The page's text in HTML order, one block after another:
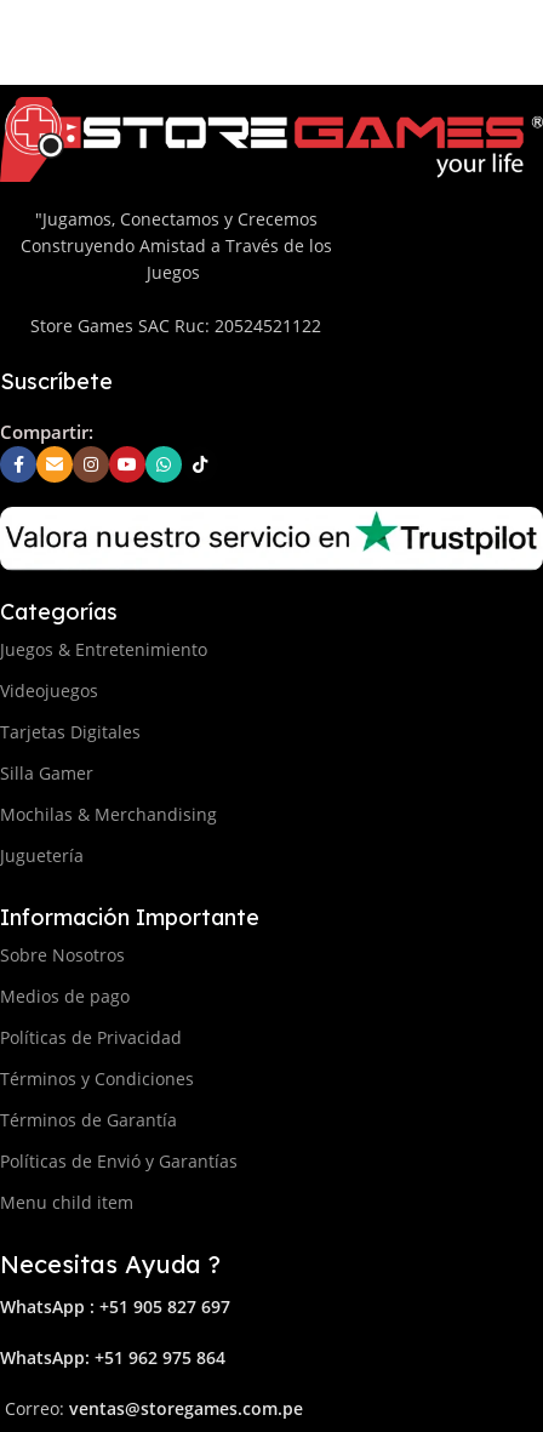
"Jugamos, Conectamos y Crecemos
Construyendo Amistad a Través de los
Juegos
Store Games SAC Ruc: 20524521122
Suscríbete
Compartir:
Categorías
Juegos & Entretenimiento
Videojuegos
Tarjetas Digitales
Silla Gamer
Mochilas & Merchandising
Juguetería
Información Importante
Sobre Nosotros
Medios de pago
Políticas de Privacidad
Términos y Condiciones
Términos de Garantía
Políticas de Envió y Garantías
Menu child item
Necesitas Ayuda ?
WhatsApp : +51 905 827 697
WhatsApp: +51 962 975 864
Correo: ventas@storegames.com.pe